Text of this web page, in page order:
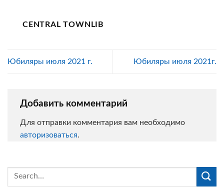
CENTRAL TOWNLIB
Юбиляры июля 2021 г. Юбиляры июля 2021г.
Добавить комментарий
Для отправки комментария вам необходимо
авторизоваться.